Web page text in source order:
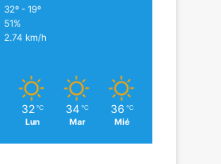
32º - 19º
51%
2.74 km/h
32 ℃
Lun
34 ℃
Mar
36 ℃
Mié